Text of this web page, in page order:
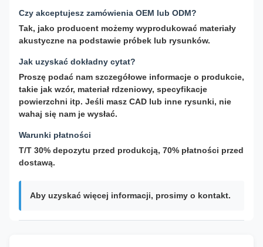
Czy akceptujesz zamówienia OEM lub ODM?
Tak, jako producent możemy wyprodukować materiały
akustyczne na podstawie próbek lub rysunków.
Jak uzyskać dokładny cytat?
Proszę podać nam szczegółowe informacje o produkcie,
takie jak wzór, materiał rdzeniowy, specyfikacje
powierzchni itp. Jeśli masz CAD lub inne rysunki, nie
wahaj się nam je wysłać.
Warunki płatności
T/T 30% depozytu przed produkcją, 70% płatności przed
dostawą.
Aby uzyskać więcej informacji, prosimy o kontakt.